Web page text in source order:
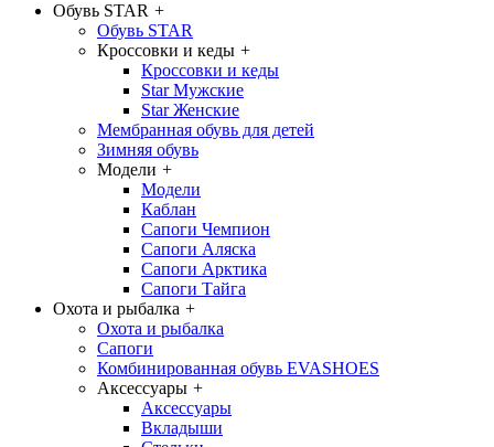
Обувь STAR +
Обувь STAR
Кроссовки и кеды +
Кроссовки и кеды
Star Мужские
Star Женские
Мембранная обувь для детей
Зимняя обувь
Модели +
Модели
Каблан
Сапоги Чемпион
Сапоги Аляска
Сапоги Арктика
Сапоги Тайга
Охота и рыбалка +
Охота и рыбалка
Сапоги
Комбинированная обувь EVASHOES
Аксессуары +
Аксессуары
Вкладыши